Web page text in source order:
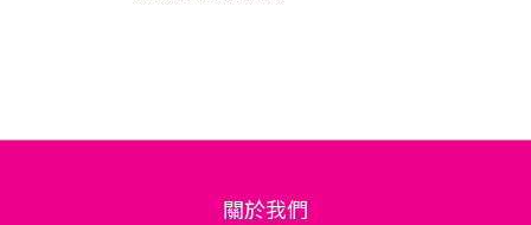
關於我們